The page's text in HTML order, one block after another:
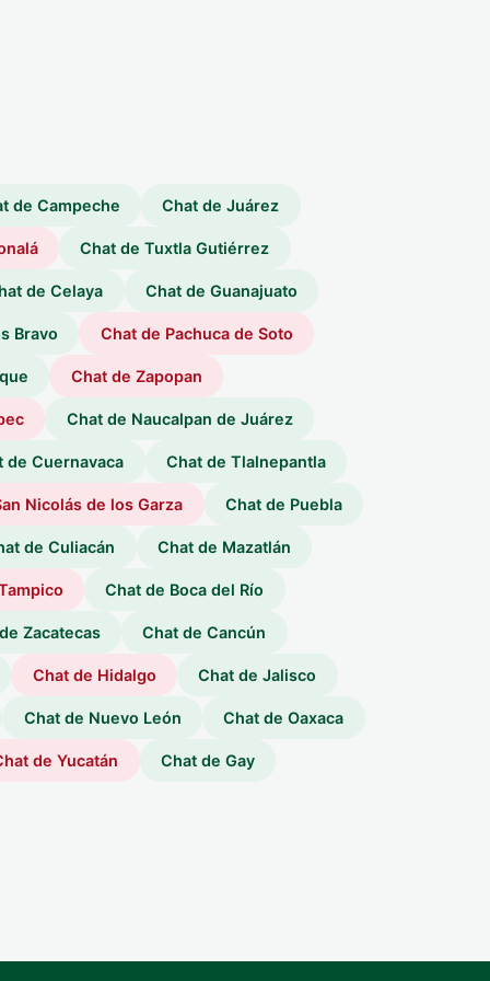
de Campeche Chat de Juárez
Chat de Tuxtla Gutiérrez
de Celaya Chat de Guanajuato
Bravo Chat de Pachuca de Soto
Chat de Zapopan
Chat de Naucalpan de Juárez
de Cuernavaca Chat de Tlalnepantla
Nicolás de los Garza Chat de Puebla
de Culiacán Chat de Mazatlán
Chat de Boca del Río
Zacatecas Chat de Cancún
Chat de Hidalgo Chat de Jalisco
Chat de Nuevo León Chat de Oaxaca
de Yucatán Chat de Gay